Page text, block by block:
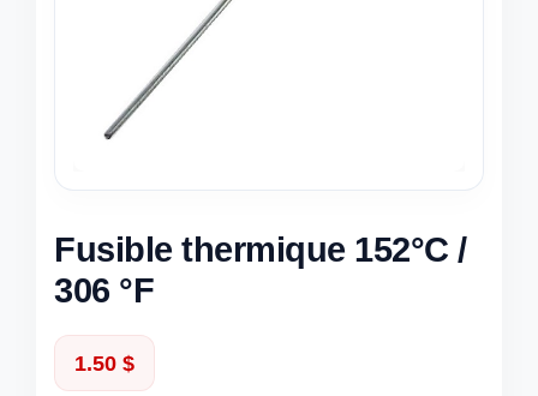
Fusible thermique 152°C /
306 °F
1.50 $